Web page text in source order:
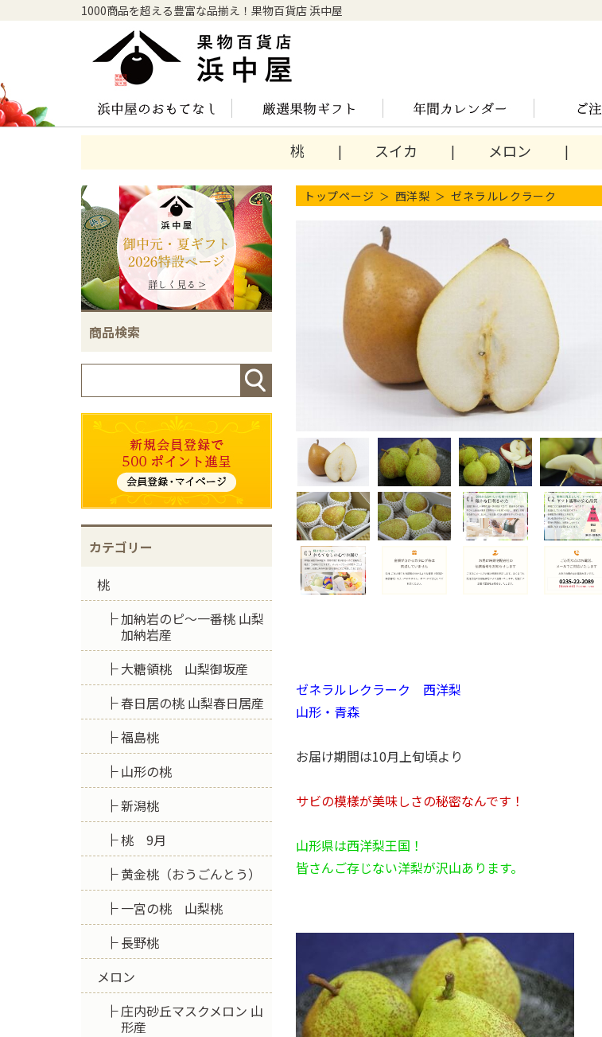
1000商品を超える豊富な品揃え！果物百貨店 浜中屋
桃 スイカ メロン
トップページ 西洋梨 ゼネラルレクラーク
ゼネラルレクラーク 西洋梨
山形・青森
お届け期間は10月上旬頃より
サビの模樣が美味しさの秘密なんです！
山形県は西洋梨王国！
皆さんご存じない洋梨が沢山あります。
桃
加納岩のピ〜一番桃 山梨
加納岩産
大糖領桃 山梨御坂産
春日居の桃 山梨春日居産
福島桃
山形の桃
新潟桃
桃 9月
黄金桃（おうごんとう）
一宮の桃 山梨桃
長野桃
メロン
庄内砂丘マスクメロン 山
形産